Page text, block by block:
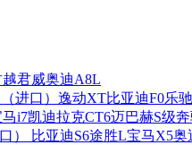
君威奥迪A8L
进口） 逸动XT比亚迪F0乐驰
马i7凯迪拉克CT6迈巴赫S级
） 比亚迪S6途胜L宝马X5奥